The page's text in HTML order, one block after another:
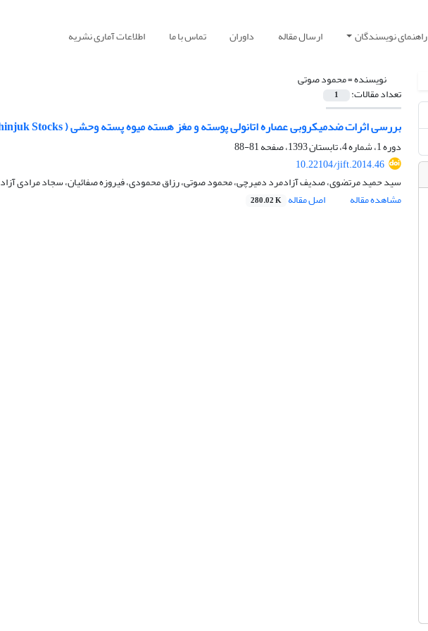
راهنمای نویسندگان ارسال مقاله داوران تماس با ما اطلاعات آماری نشریه
نویسنده =محمود صوتی
تعداد مقالات: 1
بررسی اثرات ضدمیکروبی عصاره اتانولی پوسته و مغز هسته میوه پسته وحشی ( Pistacia khinjuk Stocks)
دوره 1، شماره 4، تابستان 1393، صفحه
81-88
10.22104/jift.2014.46
سید حمید مرتضوی، صدیف آزادمرد دمیرچی، محمود صوتی، رزاق محمودی، فیروزه صفائیان، سجاد مرادی آزاد
مشاهده مقاله
اصل مقاله 280.02 K